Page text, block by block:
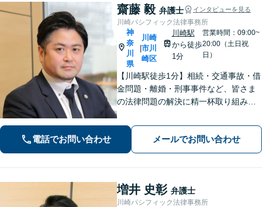
齋藤 毅 弁護士 インタビューを見る
川崎パシフィック法律事務所
神
奈
川
県
|
川崎
市川
崎区
川崎駅
から徒歩
1分
営業時間：09:00~
20:00（土日祝
日）
【川崎駅徒歩1分】相続・交通事故・借
金問題・離婚・刑事事件など、皆さま
の法律問題の解決に精一杯取り組みま
ークの軽さに自信あり。費用の負担を
最小限にするよう努めています。【地
元密着】クチコミ・リピーター多数。
電話でお問い合わせ メールでお問い合わせ
増井 史彰 弁護士
川崎パシフィック法律事務所